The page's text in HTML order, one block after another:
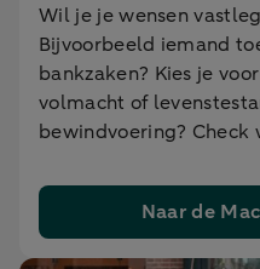
Wil je je wensen
Bijvoorbeeld iemand
bankzaken? Kies je
volmacht of
bewindvoering?
Naar de